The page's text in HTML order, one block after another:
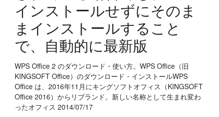
インストールせずにそのま
まインストールすること
で、自動的に最新版
WPS Office 2 のダウンロード・使い方。WPS Office（旧
KINGSOFT Office）のダウンロード・インストールWPS
Office は、2016年11月にキングソフトオフィス（KINGSOFT
Office 2016）からリブランド。新しい名称として生まれ変わ
ったオフィス 2014/07/17